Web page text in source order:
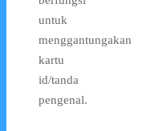
untuk
menggantungakan
kartu
id/tanda
pengenal.